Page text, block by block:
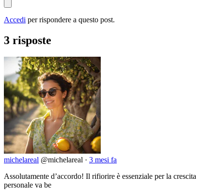
Accedi per rispondere a questo post.
3 risposte
michelareal @michelareal · 3 mesi fa
Assolutamente d’accordo! Il rifiorire è essenziale per la crescita
personale va be